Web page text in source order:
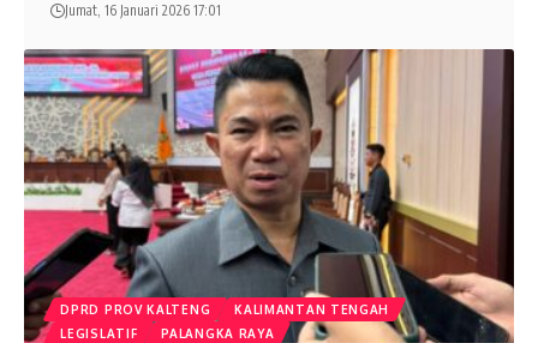
Jumat, 16 Januari 2026 17:01
DPRD PROV KALTENG
KALIMANTAN TENGAH
LEGISLATIF
PALANGKA RAYA